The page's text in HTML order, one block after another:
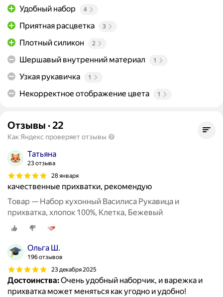
Удобный набор 4
Приятная расцветка 3
Плотный силикон 2
Шершавый внутренний материал 1
Узкая рукавичка 1
Некорректное отображение цвета 1
Отзывы · 22
Как Яндекс проверяет отзывы
Татьяна
23 отзыва
28 января
качественные прихватки, рекомендую
Товар — Набор кухонный Василиса Рукавица и
прихватка, хлопок 100%, Клетка, Бежевый
Ольга Ш.
196 отзывов
23 декабря 2025
Достоинства:Очень удобный наборчик, и варежка и
прихватка может меняться как угодно и удобно!